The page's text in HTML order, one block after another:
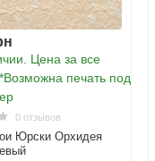
Цена за все
печать под
0 отзывов
Юрски Орхидея